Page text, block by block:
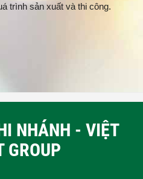
trình sản xuất và thi công.
NHÁNH - VIỆT
GROUP